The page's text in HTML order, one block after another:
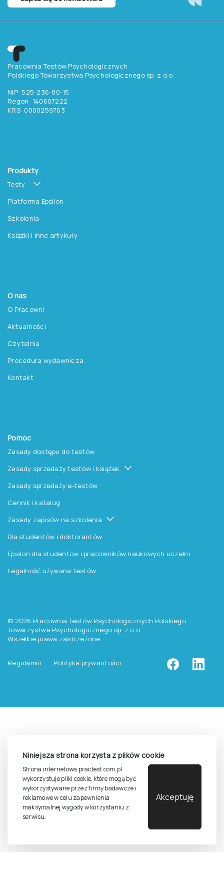
Niniejsza strona korzysta z plików cookie
Strona internetowa practest.com.pl
wykorzystuje pliki cookie, które mogą być
wykorzystywane przez firmy badawcze i
reklamowe w celu zapewnienia
maksymalnej wygody w korzystaniu z
serwisu.
Akceptuję
Chcesz otrzymywać
aktualne informacje
o testach, szkoleniach i
promocjach na książki?
Pracownia Testów Psychologicznych
Polskiego Towarzystwa Psychologicznego sp. z o.o.
NIP: 525-236-80-15
Regon: 140607222
Produkty
Testy
Platforma Epsilon
Szkolenia
Książki i inne artykuły
O nas
O Pracowni
Aktualności
Czytelnia
Procedura wydawnicza
Kontakt
Zasady sprzedaży e-testów
Cennik i katalog
Zasady zapisów na szkolenia
Pracownia Testów Psychologicznych Polskiego
Towarzystwa Psychologicznego sp. z o.o.
Wszelkie prawa zastrzeżone.
Regulamin Polityka prywantości